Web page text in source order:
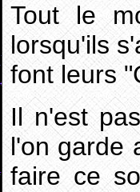
Tout le
lorsqu'ils
font leurs
Il n'est
l'on garde
faire ce